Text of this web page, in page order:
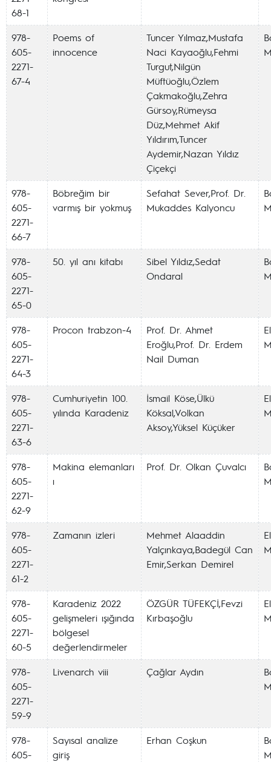
68-1
978-
605-
2271-
67-4
Poems of
innocence
Tuncer Yılmaz,Mustafa
Naci Kayaoğlu,Fehmi
Turgut,Nilgün
Müftüoğlu,Özlem
Çakmakoğlu,Zehra
Gürsoy,Rümeysa
Düz,Mehmet Akif
Yıldırım,Tuncer
Aydemir,Nazan Yıldız
Çiçekçi
978-
605-
2271-
66-7
Böbreğim bir
varmış bir yokmuş
Sefahat Sever,Prof. Dr.
Mukaddes Kalyoncu
978-
605-
2271-
65-0
50. yıl anı kitabı
Sibel Yıldız,Sedat
Ondaral
978-
605-
2271-
64-3
Procon trabzon-4
Prof. Dr. Ahmet
Eroğlu,Prof. Dr. Erdem
Nail Duman
978-
605-
2271-
63-6
Cumhuriyetin 100.
yılında Karadeniz
İsmail Köse,Ülkü
Köksal,Volkan
Aksoy,Yüksel Küçüker
978-
605-
2271-
62-9
Makina elemanları
ı
Prof. Dr. Olkan Çuvalcı
978-
605-
2271-
61-2
Zamanın izleri
Mehmet Alaaddin
Yalçınkaya,Badegül Can
Emir,Serkan Demirel
978-
605-
2271-
60-5
Karadeniz 2022
gelişmeleri ışığında
bölgesel
değerlendirmeler
ÖZGÜR TÜFEKÇİ,Fevzi
Kırbaşoğlu
978-
605-
2271-
59-9
Livenarch viii Çağlar Aydın
978-
605-
Sayısal analize
giriş
Erhan Coşkun